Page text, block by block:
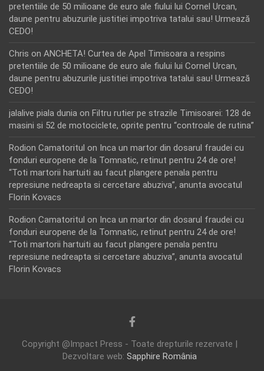
pretentiile de 50 milioane de euro ale fiului lui Cornel Urcan,
daune pentru abuzurile justitiei impotriva tatalui sau! Urmează
CEDO!
Chris on ANCHETA! Curtea de Apel Timisoara a respins
pretentiile de 50 milioane de euro ale fiului lui Cornel Urcan,
daune pentru abuzurile justitiei impotriva tatalui sau! Urmează
CEDO!
jalalive piala dunia on Filtru rutier pe strazile Timisoarei: 128 de
masini si 52 de motociclete, oprite pentru “controale de rutina”
Rodion Camatoritul on Inca un martor din dosarul fraudei cu
fonduri europene de la Tomnatic, retinut pentru 24 de ore!
“Toti martorii hartuiti au facut plangere penala pentru
represiune nedreapta si cercetare abuziva”, anunta avocatul
Florin Kovacs
Rodion Camatoritul on Inca un martor din dosarul fraudei cu
fonduri europene de la Tomnatic, retinut pentru 24 de ore!
“Toti martorii hartuiti au facut plangere penala pentru
represiune nedreapta si cercetare abuziva”, anunta avocatul
Florin Kovacs
Copyright @Impact Press - Toate drepturile rezervate |
Dezvoltare web: Sapphire România